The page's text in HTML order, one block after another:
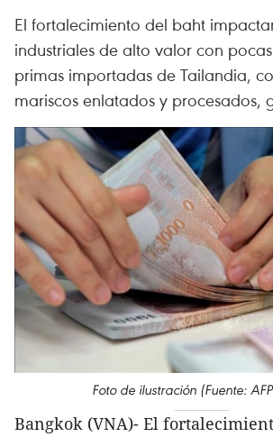
El fortalecimiento del baht
industriales de alto valor con
primas importadas de Tailandia,
mariscos enlatados y procesados,
Foto de ilustración (Fuente:
Bangkok (VNA)- El